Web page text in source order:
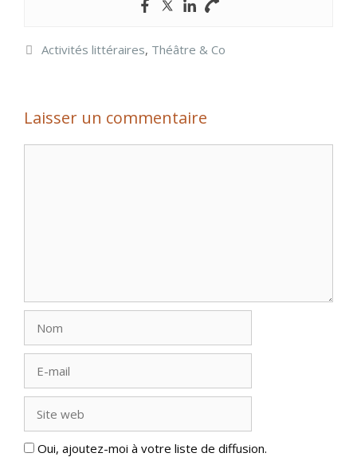
Catégories
Activités littéraires, Théâtre & Co
Laisser un commentaire
mail
web
Oui, ajoutez-moi à votre liste de diffusion.